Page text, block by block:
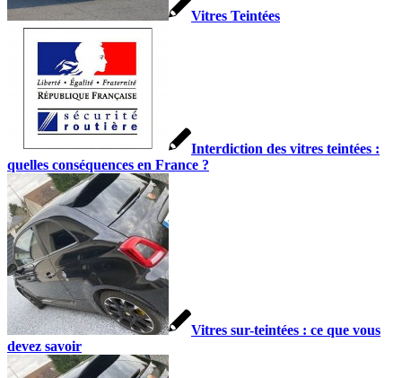
Vitres Teintées
Interdiction des vitres teintées :
quelles conséquences en France ?
Vitres sur-teintées : ce que vous
devez savoir